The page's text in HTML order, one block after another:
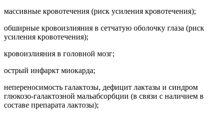
массивные кровотечения (риск усиления кровотечения);
обширные кровоизлияния в сетчатую оболочку глаза (риск
усиления кровотечения);
кровоизлияния в головной мозг;
острый инфаркт миокарда;
непереносимость галактозы, дефицит лактазы и синдром
глюкозо-галактозной мальабсорбции (в связи с наличием в
составе препарата лактозы);